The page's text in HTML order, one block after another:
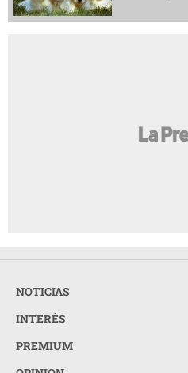
NOTICIAS
INTERÉS
PREMIUM